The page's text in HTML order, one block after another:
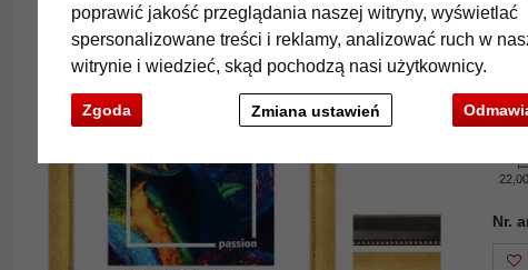
poprawić jakość przeglądania naszej witryny, wyświetlać
spersonalizowane treści i reklamy, analizować ruch w
witrynie i wiedzieć, skąd pochodzą nasi użytkownicy.
Zgoda Zmiana ustawień
Nr.